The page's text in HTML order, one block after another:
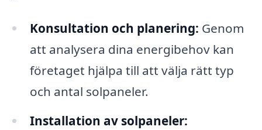
Konsultation och planering: Genom
att analysera dina energibehov kan
företaget hjälpa till att välja rätt typ
och antal solpaneler.
Installation av solpaneler: